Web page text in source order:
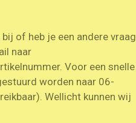
of heb je een andere vraag
naar
Voor een snelle
worden naar 06-
Wellicht kunnen wij